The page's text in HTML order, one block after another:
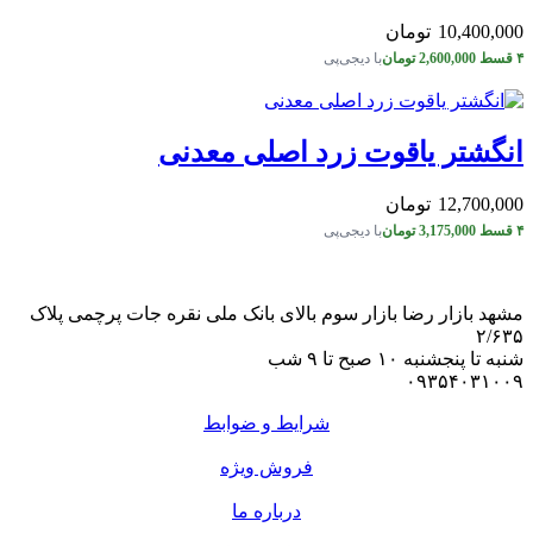
10,400,000 تومان
۴ قسط 2,600,000 تومانبا دیجی‌پی
انگشتر یاقوت زرد اصلی معدنی
12,700,000 تومان
۴ قسط 3,175,000 تومانبا دیجی‌پی
مشهد بازار رضا بازار سوم بالای بانک ملی نقره جات پرچمی پلاک
۲/۶۳۵
شنبه تا پنجشنبه ۱۰ صبح تا ۹ شب
۰۹۳۵۴۰۳۱۰۰۹
شرایط و ضوابط
فروش ویژه
درباره ما